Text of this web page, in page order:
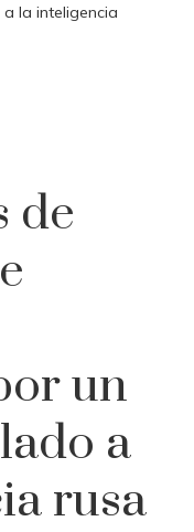
la inteligencia
de
un
a
rusa